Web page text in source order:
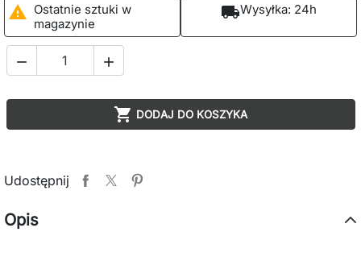

Ostatnie sztuki w
magazynie
local_shippingWysyłka: 24h
 
 DODAJ DO KOSZYKA
Udostępnij
Opis